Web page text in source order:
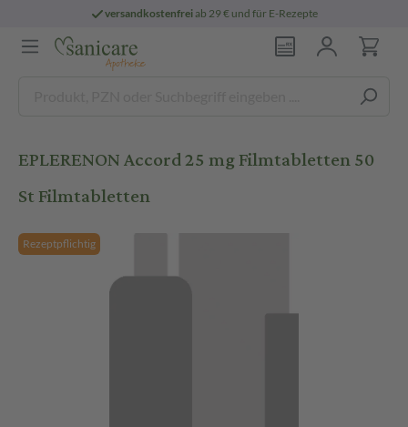
versandkostenfreiab 29 € und für E-Rezepte
EPLERENON Accord 25 mg Filmtabletten 50
St Filmtabletten
Rezeptpflichtig